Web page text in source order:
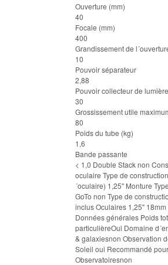
Ouverture (mm)
40
Focale (mm)
400
Grandissement de
10
Pouvoir séparateur
2,88
Pouvoir collecteur de lumière
30
Grossissement utile
80
Poids du tube (kg)
1,6
Bande passante
< 1,0 Double Stack non
oculaire Type de
´oculaire) 1,25" Monture
GoTo non Type de
inclus Oculaires 1,25"
Données générales Poids
particulièreOui Domaine
& galaxiesnon Observation
Soleil oui Recommandé
Observatoiresnon